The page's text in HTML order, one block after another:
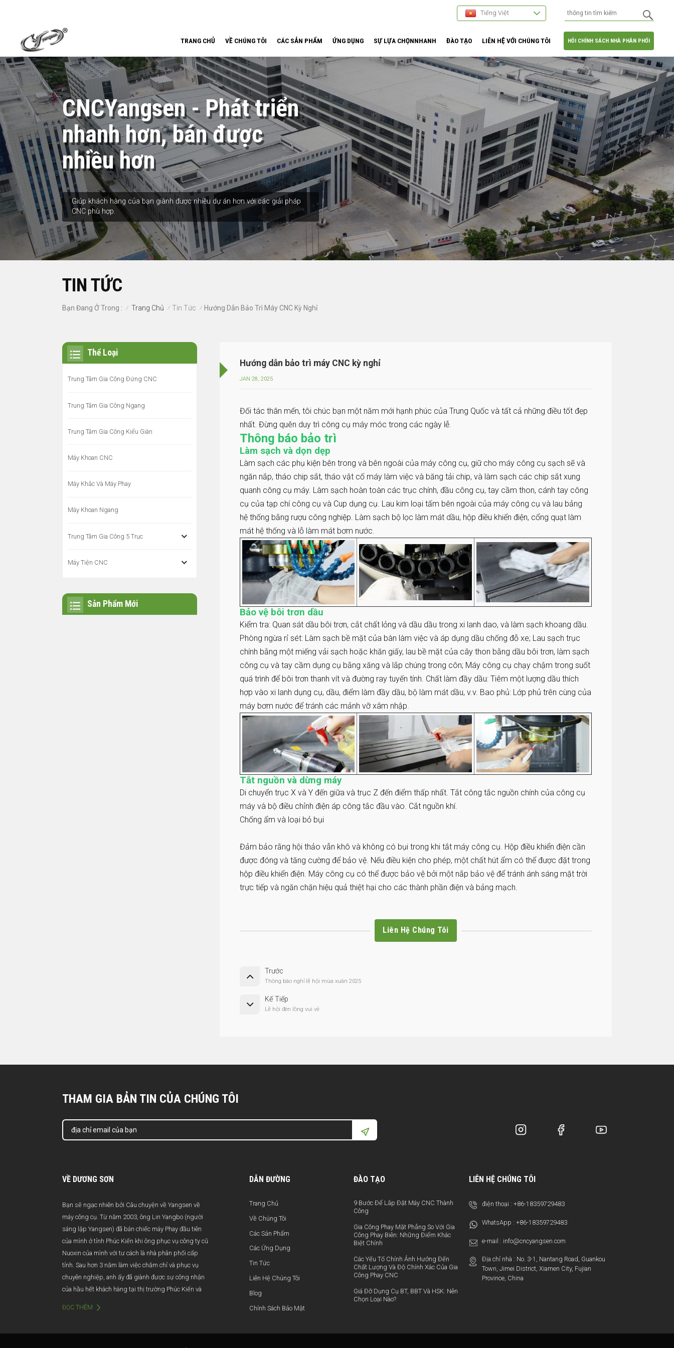
Tiếng Việt
HỎI CHÍNH SÁCH NHÀ PHÂN PHỐI
TRANG CHỦ VỀ CHÚNG TÔI CÁC SẢN PHẨM ỨNG DỤNG SỰ LỰA CHỌNNHANH ĐÀO TẠO LIÊN HỆ VỚI CHÚNG TÔI
CNCYangsen - Phát triển
nhanh hơn, bán được
nhiều hơn
Giúp khách hàng của bạn giành được nhiều dự án hơn với các giải pháp
CNC phù hợp.
TIN TỨC
Bạn Đang Ở Trong : / Trang Chủ / Tin Tức / Hướng Dẫn Bảo Trì Máy CNC Kỳ Nghỉ
Hướng dẫn bảo trì máy CNC kỳ nghỉ
JAN 28, 2025
Đối tác thân mến, tôi chúc bạn một năm mới hạnh phúc của Trung Quốc và tất cả những điều tốt đẹp
nhất. Đừng quên duy trì công cụ máy móc trong các ngày lễ.
Thông báo bảo trì
Làm sạch và dọn dẹp
Làm sạch các phụ kiện bên trong và bên ngoài của máy công cụ, giữ cho máy công cụ sạch sẽ và
ngăn nắp, tháo chip sắt, tháo vật cố máy làm việc và băng tải chip, và làm sạch các chip sắt xung
quanh công cụ máy. Làm sạch hoàn toàn các trục chính, đầu công cụ, tay cầm thon, cánh tay công
cụ của tạp chí công cụ và Cup dụng cụ. Lau kim loại tấm bên ngoài của máy công cụ và lau bảng
hệ thống bằng rượu công nghiệp. Làm sạch bộ lọc làm mát dầu, hộp điều khiển điện, cổng quạt làm
mát hệ thống và lỗ làm mát bơm nước.
Bảo vệ bôi trơn dầu
Kiểm tra: Quan sát dầu bôi trơn, cắt chất lỏng và dầu dầu trong xi lanh dao, và làm sạch khoang dầu.
Phòng ngừa rỉ sét: Làm sạch bề mặt của bàn làm việc và áp dụng dầu chống đỗ xe; Lau sạch trục
chính bằng một miếng vải sạch hoặc khăn giấy, lau bề mặt của cây thon bằng dầu bôi trơn, làm sạch
công cụ và tay cầm dụng cụ bằng xăng và lắp chúng trong côn; Máy công cụ chạy chậm trong suốt
quá trình để bôi trơn thanh vít và đường ray tuyến tính. Chất làm đầy dầu: Tiêm một lượng dầu thích
hợp vào xi lanh dụng cụ, dầu, điểm làm đầy dầu, bộ làm mát dầu, v.v. Bao phủ: Lớp phủ trên cùng của
máy bơm nước để tránh các mảnh vỡ xâm nhập.
Tắt nguồn và dừng máy
Di chuyển trục X và Y đến giữa và trục Z đến điểm thấp nhất. Tắt công tắc nguồn chính của công cụ
máy và bộ điều chỉnh điện áp công tắc đầu vào. Cắt nguồn khí.
Chống ẩm và loại bỏ bụi
Đảm bảo rằng hội thảo vẫn khô và không có bụi trong khi tắt máy công cụ. Hộp điều khiển điện cần
được đóng và tăng cường để bảo vệ. Nếu điều kiện cho phép, một chất hút ẩm có thể được đặt trong
hộp điều khiển điện. Máy công cụ có thể được bảo vệ bởi một nắp bảo vệ để tránh ánh sáng mặt trời
trực tiếp và ngăn chặn hiệu quả thiệt hại cho các thành phần điện và bảng mạch.
Liên Hệ Chúng Tôi
Trước
Thông báo nghỉ lễ hội mùa xuân 2025
Kế Tiếp
Lễ hội đèn lồng vui vẻ
Thể Loại
Trung Tâm Gia Công Đứng CNC
Trung Tâm Gia Công Ngang
Trung Tâm Gia Công Kiểu Giàn
Máy Khoan CNC
Máy Khắc Và Máy Phay
Máy Khoan Ngang
Trung Tâm Gia Công 5 Trục
Máy Tiện CNC
Sản Phẩm Mới
THAM GIA BẢN TIN CỦA CHÚNG TÔI
VỀ DƯƠNG SƠN
Bạn sẽ ngạc nhiên bởi Câu chuyện về Yangsen về
máy công cụ. Từ năm 2003, ông Lin Yangbo (người
sáng lập Yangsen) đã bán chiếc máy Phay đầu tiên
của mình ở tỉnh Phúc Kiến khi ông phục vụ công ty cũ
Nuoxin của mình với tư cách là nhà phân phối cấp
tỉnh. Sau hơn 3 năm làm việc chăm chỉ và phục vụ
chuyên nghiệp, anh ấy đã giành được sự công nhận
của hầu hết khách hàng tại thị trường Phúc Kiến và
Thật không may, do quản lý kém và thay đổi quản lý,
ĐỌC THÊM
DẪN ĐƯỜNG
Trang Chủ
Về Chúng Tôi
Các Sản Phẩm
Các Ứng Dụng
Tin Tức
Liên Hệ Chúng Tôi
Blog
Chính Sách Bảo Mật
ĐÀO TẠO
9 Bước Để Lắp Đặt Máy CNC Thành
Công
Gia Công Phay Mặt Phẳng So Với Gia
Công Phay Biên: Những Điểm Khác
Biệt Chính
Các Yếu Tố Chính Ảnh Hưởng Đến
Chất Lượng Và Độ Chính Xác Của Gia
Công Phay CNC
Giá Đỡ Dụng Cụ BT, BBT Và HSK: Nên
Chọn Loại Nào?
LIÊN HỆ CHÚNG TÔI
điện thoại :+86-18359729483
WhatsApp :+86-18359729483
e-mail : info@cncyangsen.com
Địa chỉ nhà : No. 3-1, Nantang Road, Guankou
Town, Jimei District, Xiamen City, Fujian
Province, China